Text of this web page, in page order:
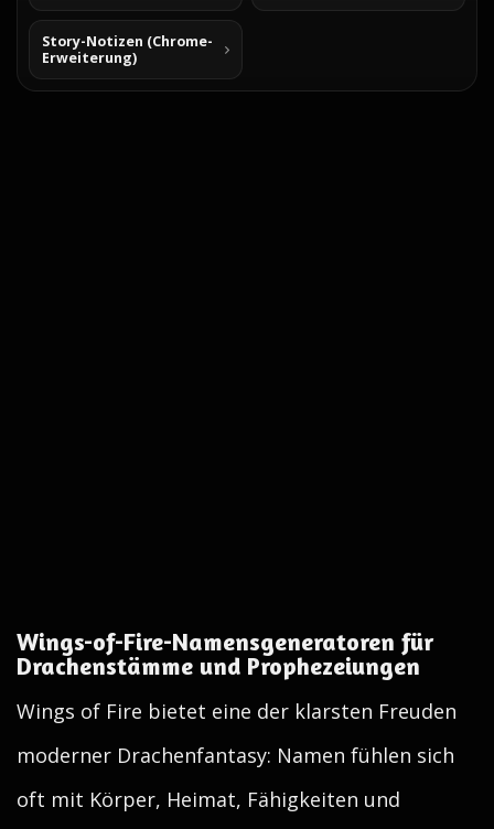
Story-Notizen (Chrome-
Erweiterung)
Wings-of-Fire-Namensgeneratoren für
Drachenstämme und Prophezeiungen
Wings of Fire bietet eine der klarsten Freuden
moderner Drachenfantasy: Namen fühlen sich
oft mit Körper, Heimat, Fähigkeiten und